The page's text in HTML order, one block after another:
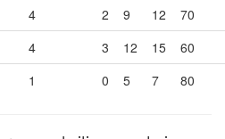
4 2 9 12
70
4 3 12 15
60
1 0 5 7 80